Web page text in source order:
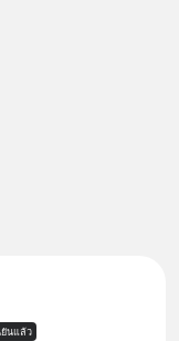
นแล้ว